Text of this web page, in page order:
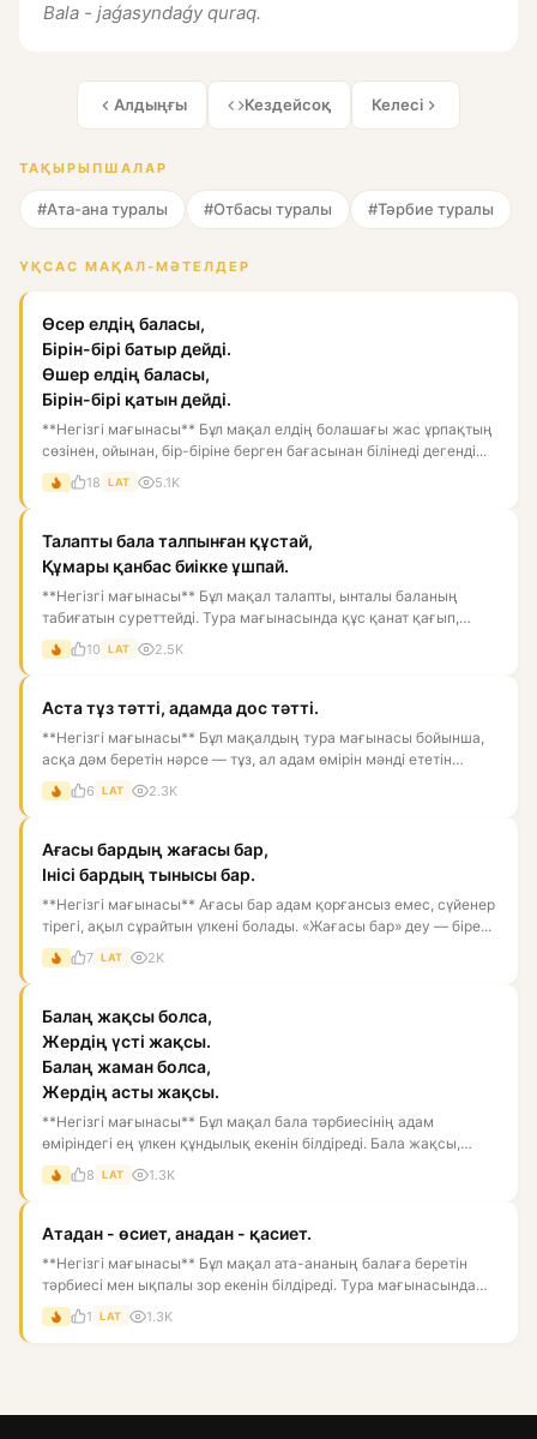
Bala - jaǵasyndaǵy quraq.
Алдыңғы Кездейсоқ Келесі
ТАҚЫРЫПШАЛАР
#Ата-ана туралы #Отбасы туралы #Тәрбие туралы
ҰҚСАС МАҚАЛ-МӘТЕЛДЕР
Өсер елдің баласы,
Бірін-бірі батыр дейді.
Өшер елдің баласы,
Бірін-бірі қатын дейді.
**Негізгі мағынасы** Бұл мақал елдің болашағы жас ұрпақтың
сөзінен, ойынан, бір-біріне берген бағасынан білінеді дегенді...
18 LAT 5.1K
Талапты бала талпынған құстай,
Құмары қанбас биікке ұшпай.
**Негізгі мағынасы** Бұл мақал талапты, ынталы баланың
табиғатын суреттейді. Тура мағынасында құс қанат қағып,
биікке ұм...
10 LAT 2.5K
Аста тұз тәтті, адамда дос тәтті.
**Негізгі мағынасы** Бұл мақалдың тура мағынасы бойынша,
асқа дәм беретін нәрсе — тұз, ал адам өмірін мәнді ететін
нәрс...
6 LAT 2.3K
Ағасы бардың жағасы бар,
Інісі бардың тынысы бар.
**Негізгі мағынасы** Ағасы бар адам қорғансыз емес, сүйенер
тірегі, ақыл сұрайтын үлкені болады. «Жағасы бар» деу — біре...
7 LAT 2K
Балаң жақсы болса,
Жердің үсті жақсы.
Балаң жаман болса,
Жердің асты жақсы.
**Негізгі мағынасы** Бұл мақал бала тәрбиесінің адам
өміріндегі ең үлкен құндылық екенін білдіреді. Бала жақсы,
тәрбиелі...
8 LAT 1.3K
Атадан - өсиет, анадан - қасиет.
**Негізгі мағынасы** Бұл мақал ата-ананың балаға беретін
тәрбиесі мен ықпалы зор екенін білдіреді. Тура мағынасында
әкед...
1 LAT 1.3K